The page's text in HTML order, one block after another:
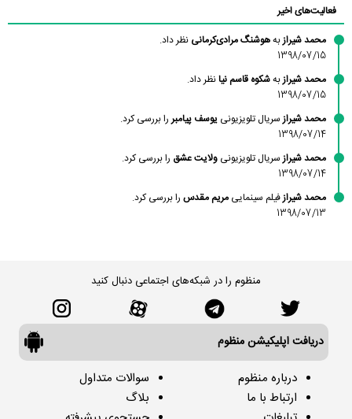
فعالیت‌های اخیر
محمد شیرازبههوشنگ مرادی‌کرمانی نظر داد.
1398/07/15
محمد شیرازبهشکوه قاسم نیانظر داد.
1398/07/15
محمد شیراز سریال تلویزیونی یوسف پیامبر را بررسی کرد.
1398/07/14
محمد شیراز سریال تلویزیونی ولایت عشق را بررسی کرد.
1398/07/14
محمد شیرازفیلم سینمایی مریم مقدس را بررسی کرد.
1398/07/13
منظوم را در شبکه‌های اجتماعی دنبال کنید
دریافت اپلیکیشن منظوم
درباره منظوم
ارتباط با ما
سوالات متداول
بلاگ